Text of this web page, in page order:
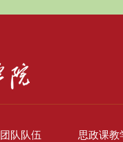
团队队伍 思政课教